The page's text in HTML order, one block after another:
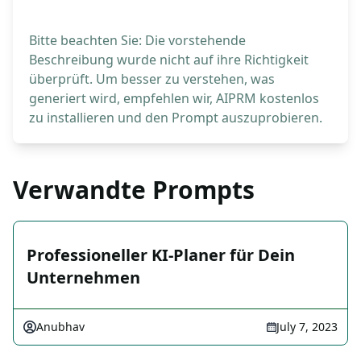
Bitte beachten Sie: Die vorstehende
Beschreibung wurde nicht auf ihre Richtigkeit
überprüft. Um besser zu verstehen, was
generiert wird, empfehlen wir, AIPRM kostenlos
zu installieren und den Prompt auszuprobieren.
Verwandte Prompts
Professioneller KI-Planer für Dein
Unternehmen
Anubhav July 7, 2023